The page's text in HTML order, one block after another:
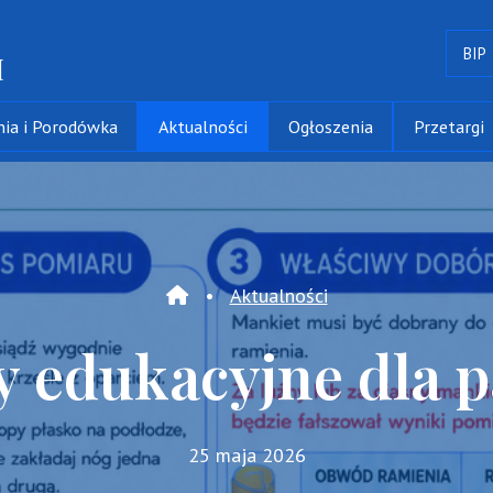
BIP
i Porodówka Aktualności Ogłoszenia Przetargi
Home
• Aktualności
edukacyjne dla
25 maja 2026